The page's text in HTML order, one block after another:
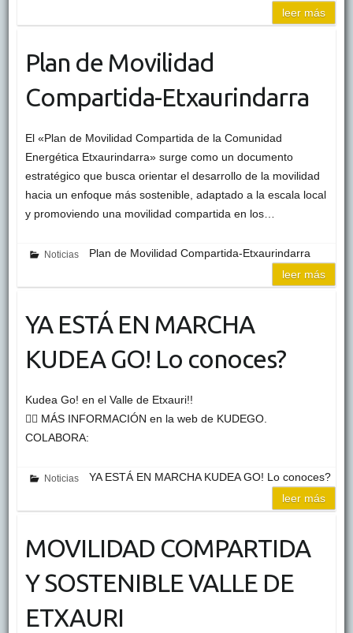
leer más
Plan de Movilidad
Compartida-Etxaurindarra
El «Plan de Movilidad Compartida de la Comunidad
Energética Etxaurindarra» surge como un documento
estratégico que busca orientar el desarrollo de la movilidad
hacia un enfoque más sostenible, adaptado a la escala local
y promoviendo una movilidad compartida en los…
Noticias
Plan de Movilidad Compartida-Etxaurindarra
leer más
YA ESTÁ EN MARCHA
KUDEA GO! Lo conoces?
Kudea Go! en el Valle de Etxauri!!
👉🏽 MÁS INFORMACIÓN en la web de KUDEGO.
COLABORA:
Noticias
YA ESTÁ EN MARCHA KUDEA GO! Lo conoces?
leer más
MOVILIDAD COMPARTIDA
Y SOSTENIBLE VALLE DE
ETXAURI